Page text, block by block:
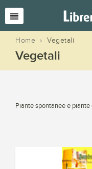
Home › Vegetali
Vegetali
Piante spontanee e